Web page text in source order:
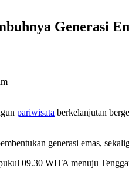
Generasi
pariwisata berkelanjutan
generasi emas,
09.30 WITA menuju